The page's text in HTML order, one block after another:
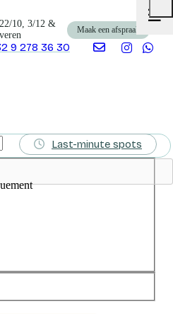
10, 3/12 &
Maak een afspraak
9 278 36 30
Last-minute spots
☰